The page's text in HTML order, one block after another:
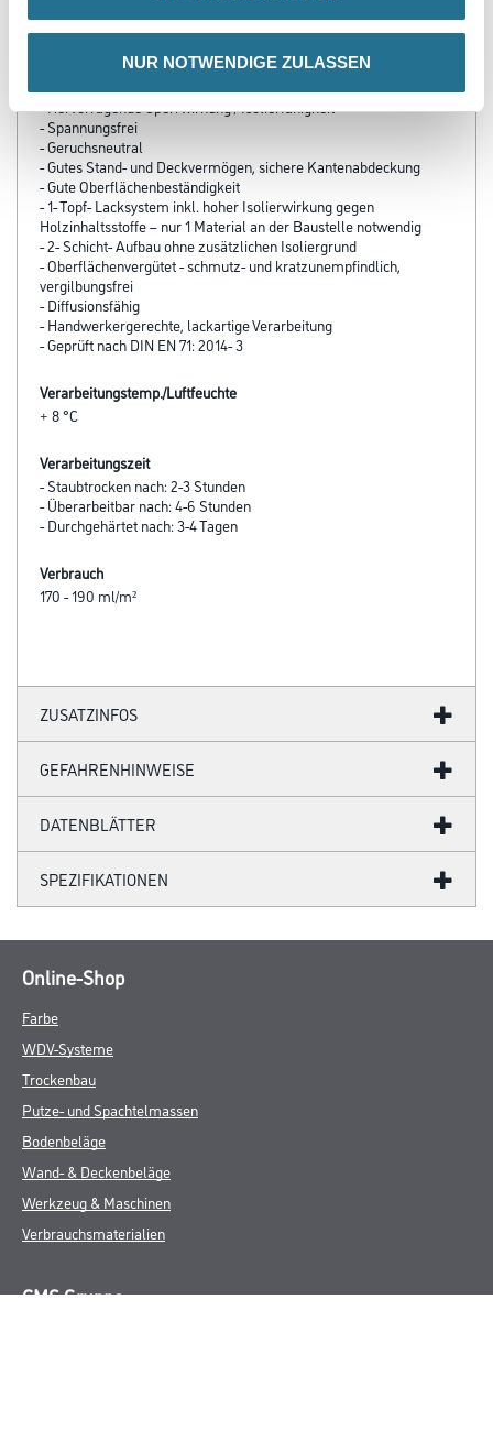
NUR NOTWENDIGE ZULASSEN
- Sehr guter Verlauf - sehr hochwertiges Oberflächenfinish
- Ausgezeichnete Haftung
- Spannungsfrei
- Geruchsneutral
- Gutes Stand- und Deckvermögen, sichere Kantenabdeckung
- Gute Oberflächenbeständigkeit
- 1- Topf- Lacksystem inkl. hoher Isolierwirkung gegen
Holzinhaltsstoffe – nur 1 Material an der Baustelle notwendig
- 2- Schicht- Aufbau ohne zusätzlichen Isoliergrund
- Oberflächenvergütet - schmutz- und kratzunempfindlich,
vergilbungsfrei
- Diffusionsfähig
- Handwerkergerechte, lackartige Verarbeitung
- Geprüft nach DIN EN 71: 2014- 3
Verarbeitungstemp./Luftfeuchte
+ 8 °C
Verarbeitungszeit
- Staubtrocken nach: 2-3 Stunden
- Überarbeitbar nach: 4-6 Stunden
- Durchgehärtet nach: 3-4 Tagen
Verbrauch
170 - 190 ml/m²
ZUSATZINFOS
GEFAHRENHINWEISE
DATENBLÄTTER
SPEZIFIKATIONEN
Online-Shop
Farbe
WDV-Systeme
Trockenbau
Putze- und Spachtelmassen
Bodenbeläge
Wand- & Deckenbeläge
Werkzeug & Maschinen
Verbrauchsmaterialien
CMS Gruppe